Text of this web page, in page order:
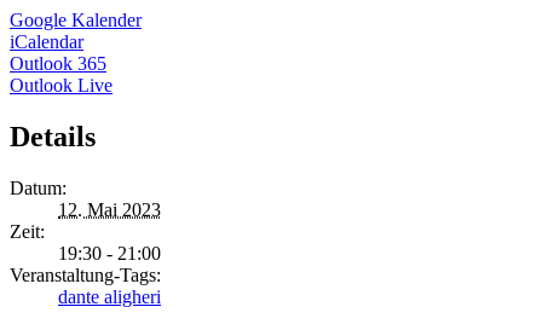
Google Kalender
iCalendar
Outlook 365
Outlook Live
Details
Datum:
12. Mai 2023
Zeit:
19:30 - 21:00
Veranstaltung-Tags:
dante aligheri